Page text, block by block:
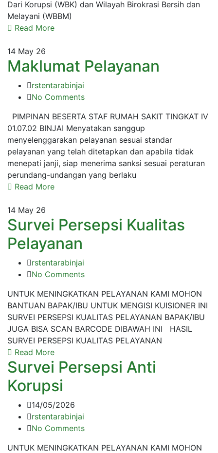
Dari Korupsi (WBK) dan Wilayah Birokrasi Bersih dan
Melayani (WBBM)
Read More
14 May 26
Maklumat Pelayanan
rstentarabinjai
No Comments
PIMPINAN BESERTA STAF RUMAH SAKIT TINGKAT IV
01.07.02 BINJAI Menyatakan sanggup
menyelenggarakan pelayanan sesuai standar
pelayanan yang telah ditetapkan dan apabila tidak
menepati janji, siap menerima sanksi sesuai peraturan
perundang-undangan yang berlaku
Read More
14 May 26
Survei Persepsi Kualitas
Pelayanan
rstentarabinjai
No Comments
UNTUK MENINGKATKAN PELAYANAN KAMI MOHON
BANTUAN BAPAK/IBU UNTUK MENGISI KUISIONER INI
SURVEI PERSEPSI KUALITAS PELAYANAN BAPAK/IBU
JUGA BISA SCAN BARCODE DIBAWAH INI HASIL
SURVEI PERSEPSI KUALITAS PELAYANAN
Read More
Survei Persepsi Anti
Korupsi
14/05/2026
rstentarabinjai
No Comments
UNTUK MENINGKATKAN PELAYANAN KAMI MOHON